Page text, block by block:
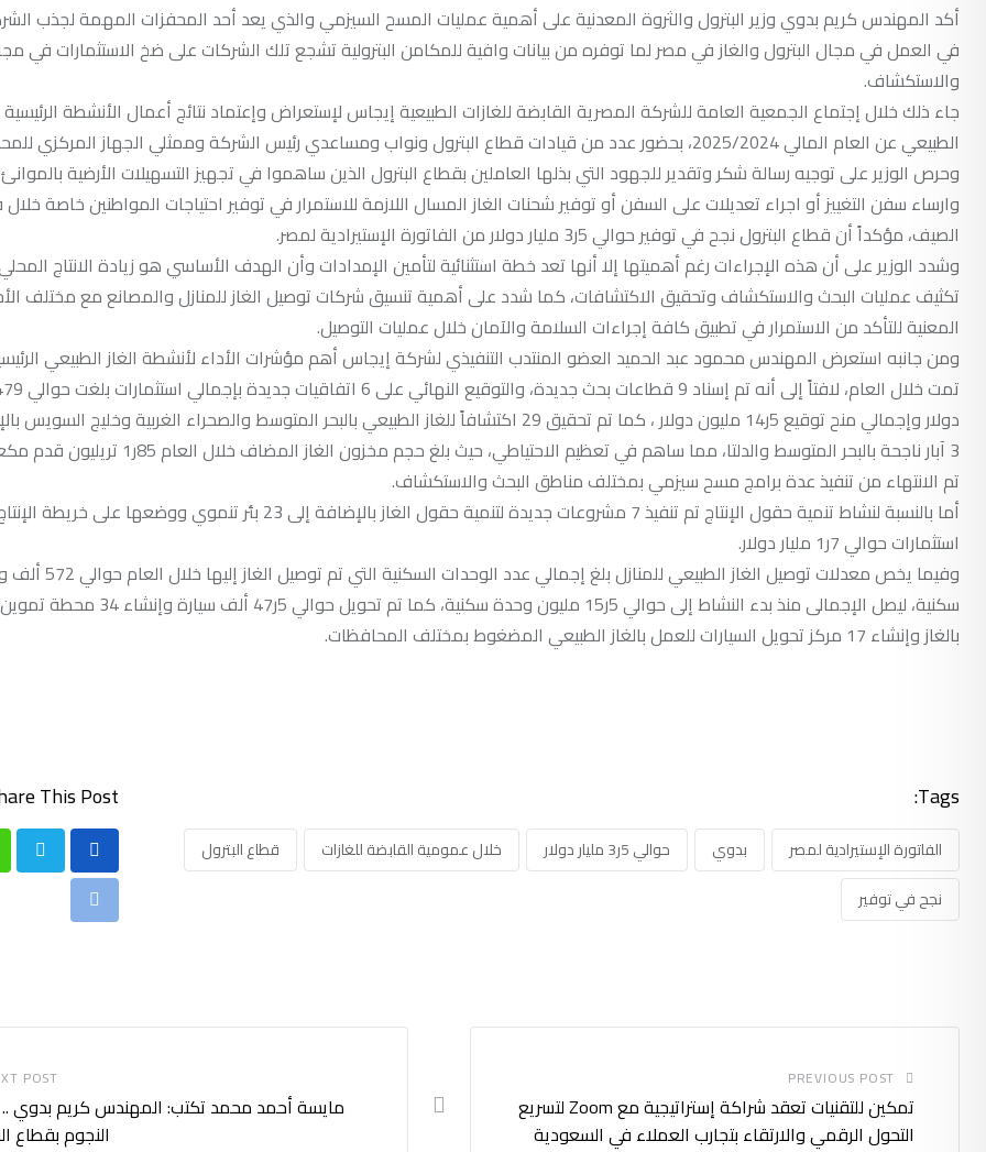
أكد المهندس كريم بدوي وزير البترول والثروة المعدنية على أهمية عمليات المسح السيزمي والذي يعد أحد المحفزات المهمة لجذب
في العمل في مجال البترول والغاز في مصر لما توفره من بيانات وافية للمكامن البترولية تشجع تلك الشركات على ضخ الاستثمارات في
والاستكشاف.
جاء ذلك خلال إجتماع الجمعية العامة للشركة المصرية القابضة للغازات الطبيعية إيجاس لإستعراض وإعتماد نتائج أعمال الأنشطة الرئيسية
الطبيعي عن العام المالي 2025/2024، بحضور عدد من قيادات قطاع البترول ونواب ومساعدي رئيس الشركة وممثلي الجهاز المركزي للمحاسبات.
وحرص الوزير على توجيه رسالة شكر وتقدير للجهود التي بذلها العاملين بقطاع البترول الذين ساهموا في تجهيز التسهيلات الأرضية
وارساء سفن التغييز أو اجراء تعديلات على السفن أو توفير شحنات الغاز المسال اللازمة للاستمرار في توفير احتياجات المواطنين خاصة
الصيف، مؤكداً أن قطاع البترول نجح في توفير حوالي 5ر3 مليار دولار من الفاتورة الإستيرادية لمصر.
وشدد الوزير على أن هذه الإجراءات رغم أهميتها إلا أنها تعد خطة استثنائية لتأمين الإمدادات وأن الهدف الأساسي هو زيادة الانتاج
تكثيف عمليات البحث والاستكشاف وتحقيق الاكتشافات، كما شدد على أهمية تنسيق شركات توصيل الغاز للمنازل والمصانع مع مختلف
المعنية للتأكد من الاستمرار في تطبيق كافة إجراءات السلامة والآمان خلال عمليات التوصيل.
ومن جانبه استعرض المهندس محمود عبد الحميد العضو المنتدب التنفيذي لشركة إيجاس أهم مؤشرات الأداء لأنشطة الغاز الطبيعي
دولار وإجمالي منح توقيع 5ر14 مليون دولار ، كما تم تحقيق 29 اكتشافاً للغاز الطبيعي بالبحر المتوسط والصحراء الغربية وخليج
3 آبار ناجحة بالبحر المتوسط والدلتا، مما ساهم في تعظيم الاحتياطي، حيث بلغ
تم الانتهاء من تنفيذ عدة برامج مسح سيزمي بمختلف مناطق البحث والاستكشاف.
أما بالنسبة لنشاط تنمية حقول الإنتاج تم تنفيذ 7 مشروعات جديدة لتنمية حقول الغاز بالإضافة إلى 23 بئر تنموي
استثمارات حوالي 7ر1 مليار دولار.
وفيما يخص معدلات توصيل الغاز الطبيعي للمنازل بلغ إجمالي عدد
سكنية، ليصل الإجمالى منذ بدء النشاط إلى حوالي 5ر15 مليون وحدة سكنية، كما تم
بالغاز وإنشاء 17 مركز تحويل السيارات للعمل بالغاز الطبيعي المضغوط بمختلف المحافظات.
Tags:
الفاتورة الإستيرادية لمصر بدوي حوالي 5ر3 مليار دولار خلال عمومية القابضة للغازات
قطاع البترول
نجح في توفير
This Post:
Print
PREVIOUS POST
تمكين للتقنيات تعقد شراكة إستراتيجية مع Zoom لتسريع
التحول الرقمي والارتقاء بتجارب العملاء في السعودية
POST
مايسة أحمد محمد تكتب: المهندس كريم بدوي
النجوم بقطاع